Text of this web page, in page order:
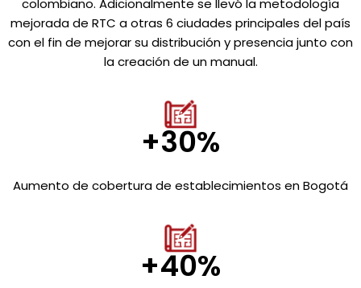
colombiano. Adicionalmente se llevó la metodología
mejorada de RTC a otras 6 ciudades principales del país
con el fin de mejorar su distribución y presencia junto con
la creación de un manual.
+30%
Aumento de cobertura de establecimientos en Bogotá
+40%